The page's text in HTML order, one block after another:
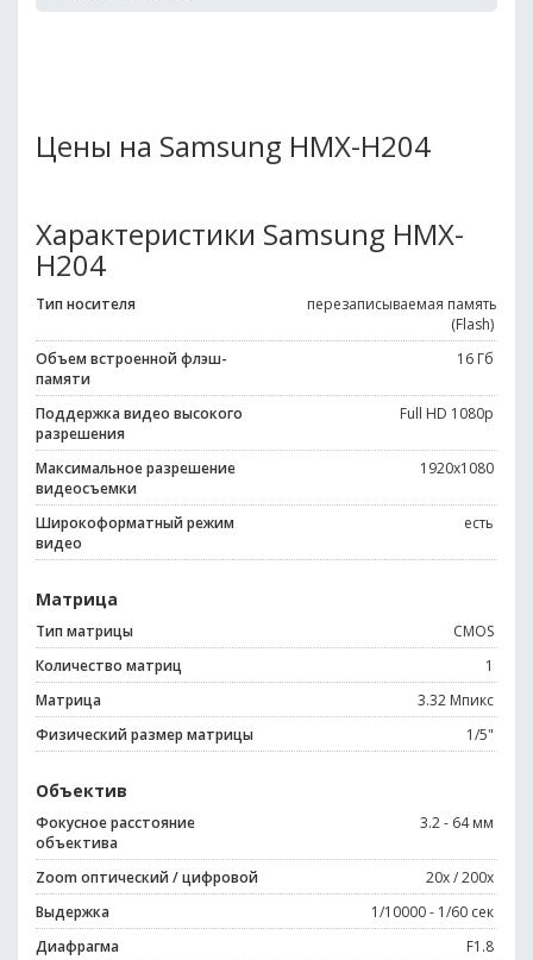
Цены на Samsung HMX-H204
Характеристики Samsung HMX-
H204
Тип носителя
перезаписываемая память
(Flash)
Объем встроенной флэш-
памяти
16 Гб
Поддержка видео высокого
разрешения
Full HD 1080p
Максимальное разрешение
видеосъемки
1920x1080
Широкоформатный режим
видео
есть
Матрица
Тип матрицы
CMOS
Количество матриц
1
Матрица
3.32 Мпикс
Физический размер матрицы
1/5"
Объектив
Фокусное расстояние
объектива
3.2 - 64 мм
Zoom оптический / цифровой
20x / 200x
Выдержка
1/10000 - 1/60 сек
Диафрагма
F1.8